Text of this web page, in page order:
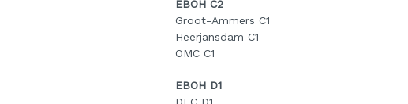
EBOH C2
Groot-Ammers C1
Heerjansdam C1
OMC C1
EBOH D1